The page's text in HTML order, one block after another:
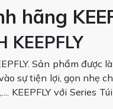
hãng
KEEPFLY
Sản phẩm được
sự tiện lợi, gọn nhẹ
KEEPFLY với Series